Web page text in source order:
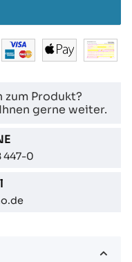
zum Produkt?
gerne weiter.
447-0